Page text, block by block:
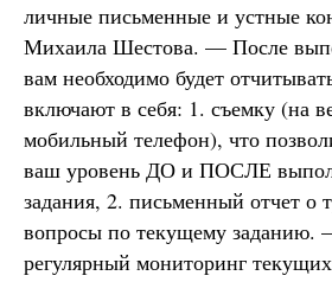
личные письменные и устные
Михаила Шестова. — После
вам необходимо будет
включают в себя: 1. съемку (на
мобильный телефон), что
ваш уровень ДО и ПОСЛЕ
задания, 2. письменный отчет о
вопросы по текущему заданию.
регулярный мониторинг